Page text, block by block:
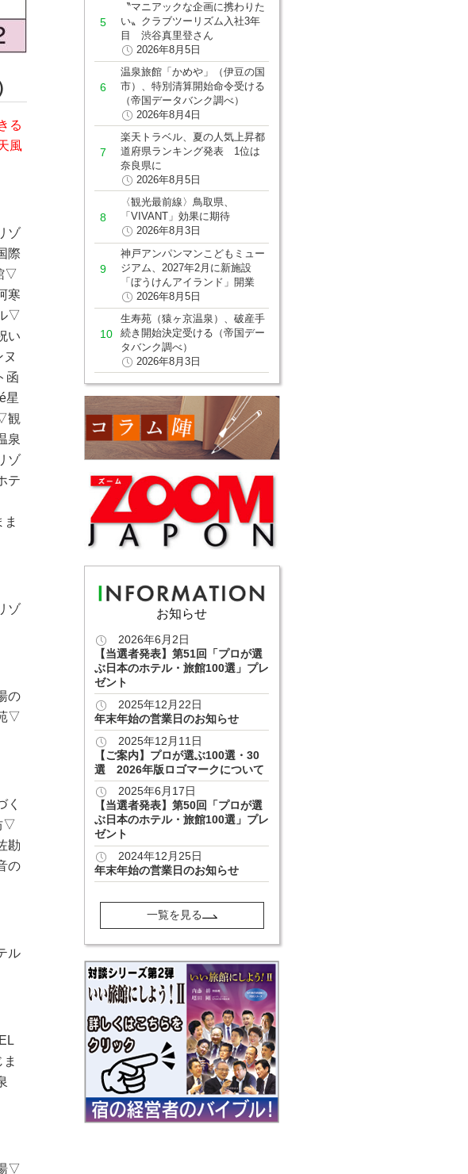
る
風
ゾ
際
▽
寒
▽
い
函
星
観
泉
ゾ
テ
ゾ
の
▽
く
▽
勘
の
ル
▽
〝マニアックな企画に携わりた
い〟クラブツーリズム入社3年
目 渋谷真里登さん
2026年8月5日
温泉旅館「かめや」（伊豆の国
市）、特別清算開始命令受ける
（帝国データバンク調べ）
2026年8月4日
楽天トラベル、夏の人気上昇都
道府県ランキング発表 1位は
奈良県に
2026年8月5日
〈観光最前線〉鳥取県、
「VIVANT」効果に期待
2026年8月3日
神戸アンパンマンこどもミュー
ジアム、2027年2月に新施設
「ぼうけんアイランド」開業
2026年8月5日
生寿苑（猿ヶ京温泉）、破産手
続き開始決定受ける（帝国デー
タバンク調べ）
2026年8月3日
お知らせ
2026年6月2日
【当選者発表】第51回「プロが選
ぶ日本のホテル・旅館100選」プレ
ゼント
2025年12月22日
年末年始の営業日のお知らせ
2025年12月11日
【ご案内】プロが選ぶ100選・30
選 2026年版ロゴマークについて
2025年6月17日
【当選者発表】第50回「プロが選
ぶ日本のホテル・旅館100選」プレ
ゼント
2024年12月25日
年末年始の営業日のお知らせ
一覧を見る